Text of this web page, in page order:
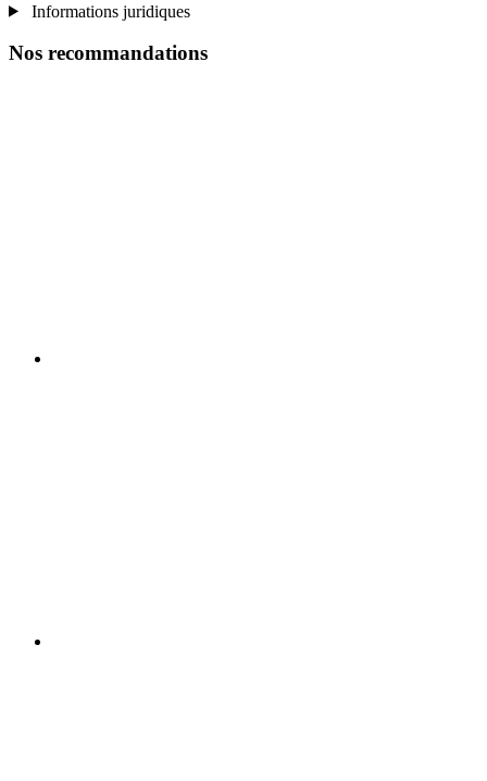
Informations juridiques
Nos recommandations